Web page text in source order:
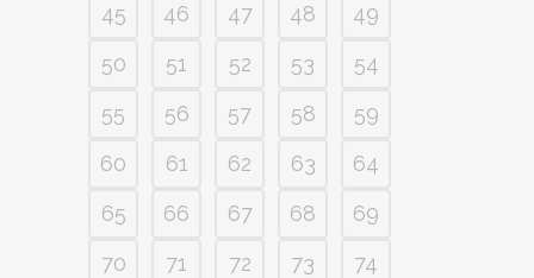
45
46 47 48
49
50
51 52 53
54
55
56 57 58
59
60
61 62 63
64
65
66 67 68
69
70
71 72 73
74